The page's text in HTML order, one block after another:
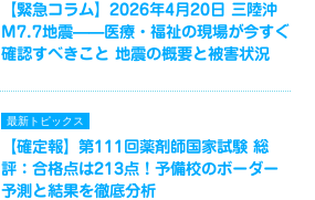
【緊急コラム】2026年4月20日 三陸沖
M7.7地震——医療・福祉の現場が今すぐ
確認すべきこと 地震の概要と被害状況
最新トピックス
【確定報】第111回薬剤師国家試験 総
評：合格点は213点！予備校のボーダー
予測と結果を徹底分析